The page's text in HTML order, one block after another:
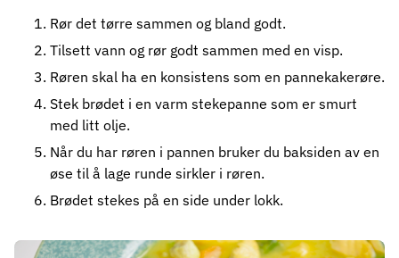
Rør det tørre sammen og bland godt.
Tilsett vann og rør godt sammen med en visp.
Røren skal ha en konsistens som en pannekakerøre.
Stek brødet i en varm stekepanne som er smurt
med litt olje.
Når du har røren i pannen bruker du baksiden av en
øse til å lage runde sirkler i røren.
Brødet stekes på en side under lokk.